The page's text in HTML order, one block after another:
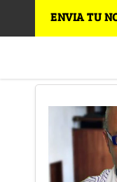
ENVIA TU